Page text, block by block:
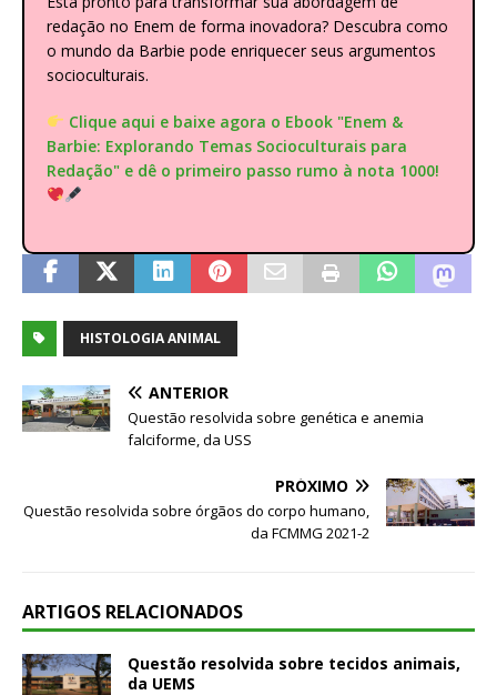
redação no Enem de forma inovadora? Descubra como
o mundo da Barbie pode enriquecer seus argumentos
socioculturais.
Clique aqui e baixe agora o Ebook "Enem &
Barbie: Explorando Temas Socioculturais para
Redação" e dê o primeiro passo rumo à nota 1000!
HISTOLOGIA ANIMAL
ANTERIOR
Questão resolvida sobre genética e anemia
falciforme, da USS
PRÓXIMO
Questão resolvida sobre órgãos do corpo humano,
da FCMMG 2021-2
ARTIGOS RELACIONADOS
Questão resolvida sobre tecidos animais,
da UEMS